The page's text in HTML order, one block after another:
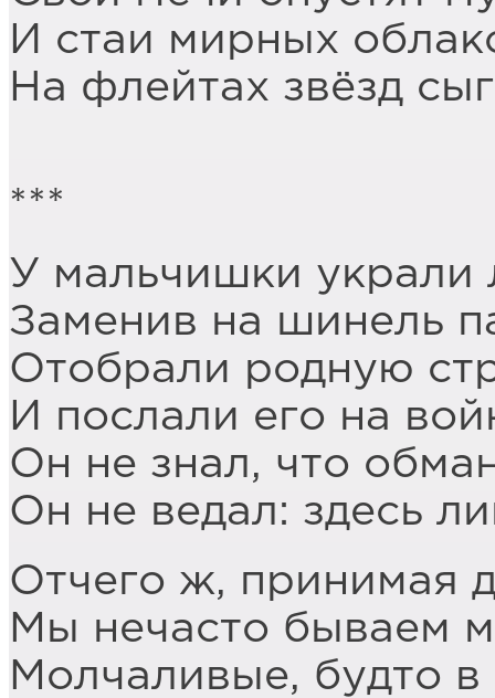
И стаи мирных
На флейтах звёзд
***
У мальчишки украли
Заменив на шинель
Отобрали родную
И послали его на
Он не знал, что
Он не ведал: здесь
Отчего ж, принимая
Мы нечасто бываем
Молчаливые, будто в